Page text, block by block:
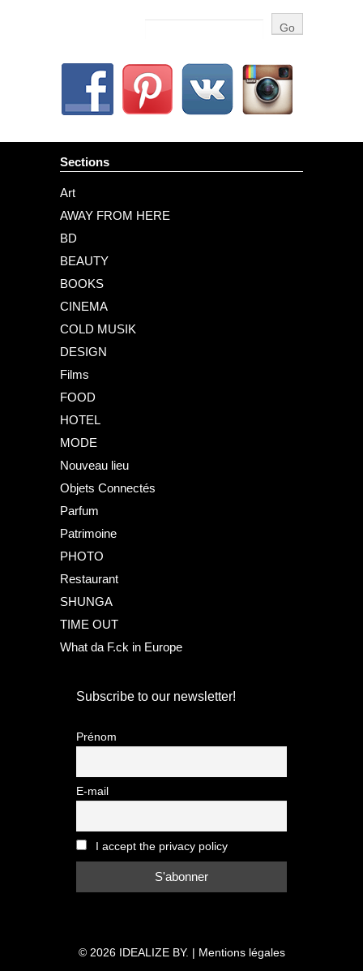
Sections
Art
AWAY FROM HERE
BD
BEAUTY
BOOKS
CINEMA
COLD MUSIK
DESIGN
Films
FOOD
HOTEL
MODE
Nouveau lieu
Objets Connectés
Parfum
Patrimoine
PHOTO
Restaurant
SHUNGA
TIME OUT
What da F.ck in Europe
Subscribe to our newsletter!
Prénom
E-mail
I accept the privacy policy
© 2026 IDEALIZE BY. | Mentions légales